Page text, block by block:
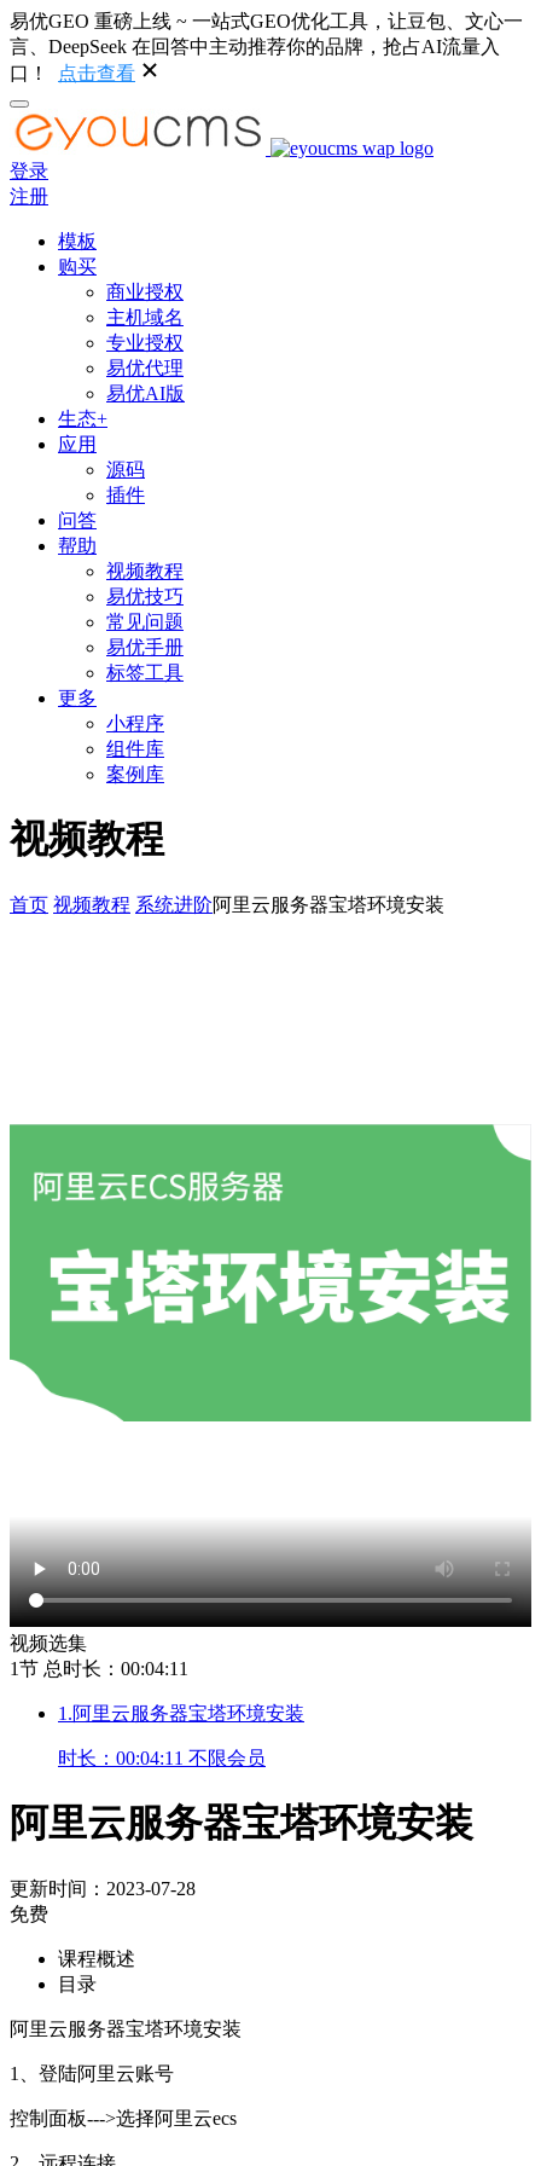
易优GEO 重磅上线 ~ 一站式GEO优化工具，让豆包、文心一
言、DeepSeek 在回答中主动推荐你的品牌，抢占AI流量入
口！
点击查看
登录
注册
模板
购买
商业授权
主机域名
专业授权
易优代理
易优AI版
生态+
应用
源码
插件
问答
帮助
视频教程
易优技巧
常见问题
易优手册
标签工具
更多
小程序
组件库
案例库
视频教程
首页 视频教程 系统进阶阿里云服务器宝塔环境安装
视频选集
1节 总时长：00:04:11
1.阿里云服务器宝塔环境安装
时长：00:04:11 不限会员
阿里云服务器宝塔环境安装
更新时间：2023-07-28
免费
课程概述
目录
阿里云服务器宝塔环境安装
1、登陆阿里云账号
控制面板--->选择阿里云ecs